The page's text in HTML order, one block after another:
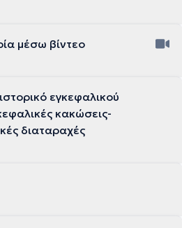
μέσω βίντεο
εγκεφαλικού
κακώσεις-
διαταραχές